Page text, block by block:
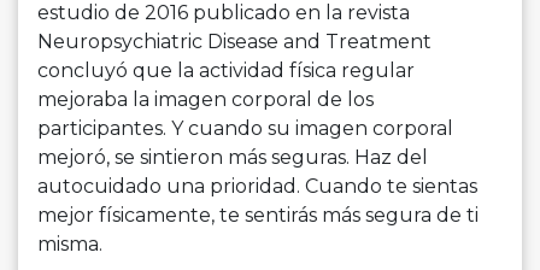
estudio de 2016 publicado en la revista
Neuropsychiatric Disease and Treatment
concluyó que la actividad física regular
mejoraba la imagen corporal de los
participantes. Y cuando su imagen corporal
mejoró, se sintieron más seguras. Haz del
autocuidado una prioridad. Cuando te sientas
mejor físicamente, te sentirás más segura de ti
misma.